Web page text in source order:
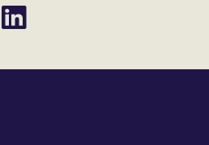
Compartir
en